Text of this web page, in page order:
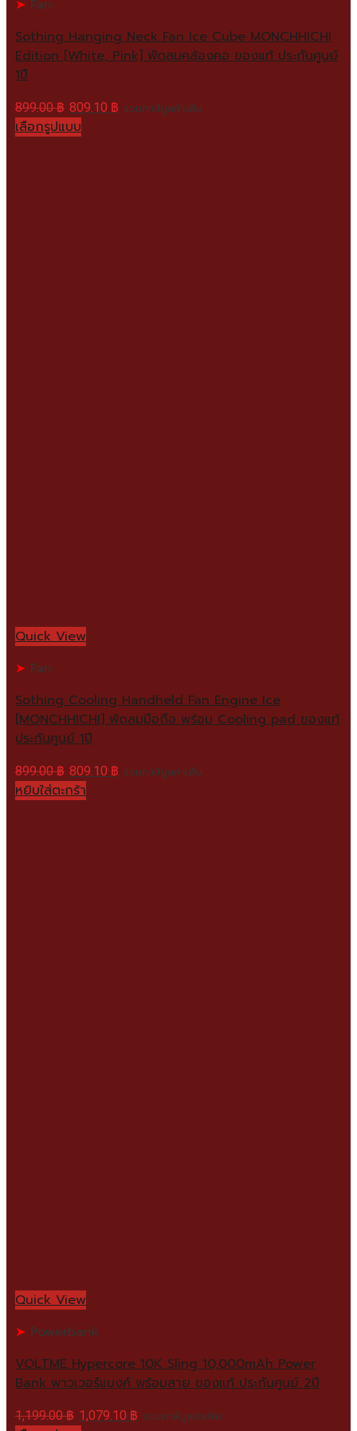
Fan
Sothing Hanging Neck Fan Ice Cube MONCHHICHI
Edition [White, Pink] พัดลมคล้องคอ ของแท้ ประกันศูนย์
1ปี
899.00฿ 809.10 ฿ รวมภาษีมูลค่าเพิ่ม
เลือกรูปแบบ
Quick View
Fan
Sothing Cooling Handheld Fan Engine Ice
[MONCHHICHI] พัดลมมือถือ พร้อม Cooling pad ของแท้
ประกันศูนย์ 1ปี
899.00฿ 809.10 ฿ รวมภาษีมูลค่าเพิ่ม
หยิบใส่ตะกร้า
Quick View
Powerbank
VOLTME Hypercore 10K Sling 10,000mAh Power
Bank พาวเวอร์แบงค์ พร้อมสาย ของแท้ ประกันศูนย์ 2ปี
1,199.00฿ 1,079.10 ฿ รวมภาษีมูลค่าเพิ่ม